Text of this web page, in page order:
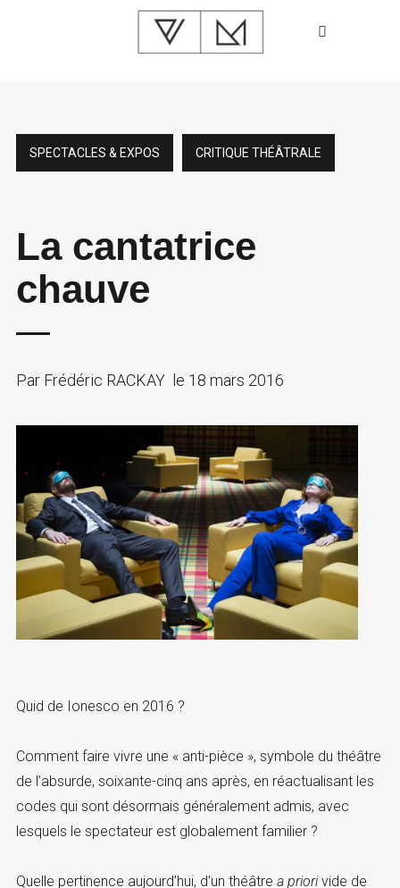
SPECTACLES & EXPOS CRITIQUE THÉÂTRALE
La cantatrice
chauve
ParFrédéric RACKAY le 18 mars 2016
Quid de Ionesco en 2016 ?
Comment faire vivre une « anti-pièce », symbole du théâtre
de l’absurde, soixante-cinq ans après, en réactualisant les
codes qui sont désormais généralement admis, avec
lesquels le spectateur est globalement familier ?
Quelle pertinence aujourd’hui, d’un théâtre a priorivide de